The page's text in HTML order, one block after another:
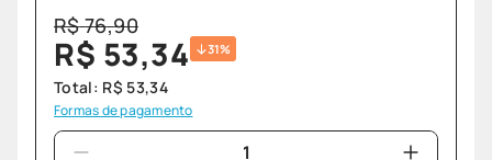
R$76,90
R$ 53,34 31%
Total: R$ 53,34
Formas de pagamento